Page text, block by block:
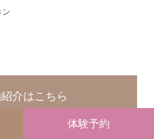
ン
介はこちら
体験予約